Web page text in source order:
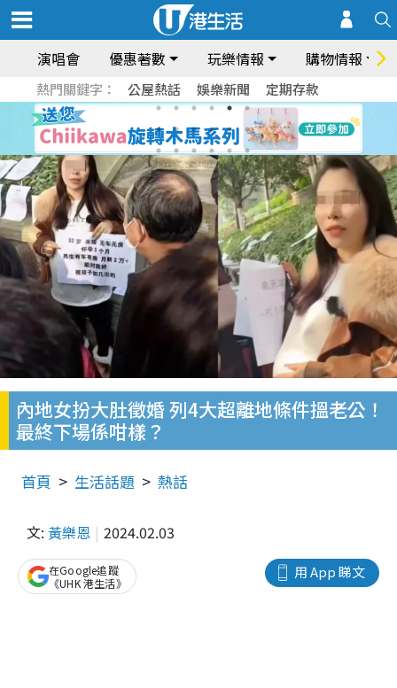
演唱會 優惠著數 玩樂情報 購物情報
熱門關鍵字： 公屋熱話 娛樂新聞 定期存款
內地女扮大肚徵婚 列4大超離地條件搵老公！
最終下場係咁樣？
首頁 生活話題 熱話
文: 黃樂恩 2024.02.03
用 App 睇文
在Google追蹤
《UHK 港生活》